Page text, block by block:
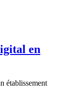
en
établissement